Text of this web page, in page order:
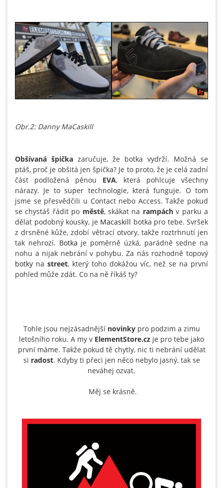
Obr.2: Danny MaCaskill
Obšívaná špička zaručuje, že botka vydrží. Možná se
ptáš, proč je obšitá jen špička? Je to proto, že je celá zadní
část podložená pěnou EVA, která pohlcuje všechny
nárazy. Je to super technologie, která funguje. O tom
jsme se přesvědčili u Contact nebo Access. Takže pokud
se chystáš řádit po městě, skákat na rampáchv parku a
dělat podobný kousky, je Macaskill botka pro tebe. Svršek
z drsněné kůže, zdobí větrací otvory, takže roztrhnutí jen
tak nehrozí. Botka je poměrně úzká, parádně sedne na
nohu a nijak nebrání v pohybu. Za nás rozhodně topový
botky na street, který toho dokážou víc, než se na první
pohled může zdát. Co na ně říkáš ty?
Tohle jsou nejzásadnější novinkypro podzim a zimu
letošního roku. A my v ElementStore.cz je pro tebe jako
první máme. Takže pokud tě chytly, nic ti nebrání udělat
si radost. Kdyby ti přeci jen něco nebylo jasný, tak se
neváhej ozvat.
Měj se krásně.